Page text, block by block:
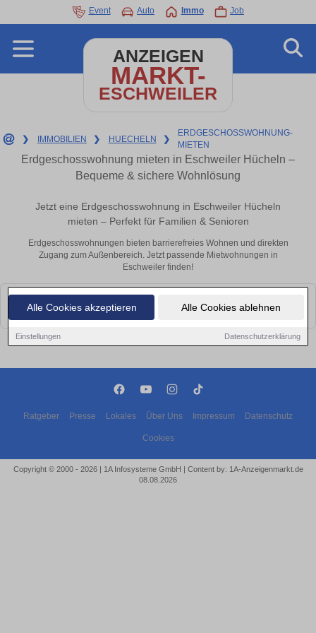
Alle Cookies akzeptieren Alle Cookies ablehnen
Einstellungen Datenschutzerklärung
Event Auto Immo Job
ANZEIGEN
MARKT-
ESCHWEILER
❯ IMMOBILIEN ❯ HUECHELN ❯
ERDGESCHOSSWOHNUNG-
MIETEN
Erdgeschosswohnung mieten in Eschweiler Hücheln –
Bequeme & sichere Wohnlösung
Jetzt eine Erdgeschosswohnung in Eschweiler Hücheln
mieten – Perfekt für Familien & Senioren
Erdgeschosswohnungen bieten barrierefreies Wohnen und direkten
Zugang zum Außenbereich. Jetzt passende Mietwohnungen in
Eschweiler finden!
Leider konnten wir derzeit keine passenden Objekte finden. Schauen Sie
bald wieder vorbei!
Ratgeber Presse Lokales Über Uns Impressum Datenschutz
Cookies
Copyright © 2000 - 2026 | 1A Infosysteme GmbH | Content by: 1A-Anzeigenmarkt.de
08.08.2026